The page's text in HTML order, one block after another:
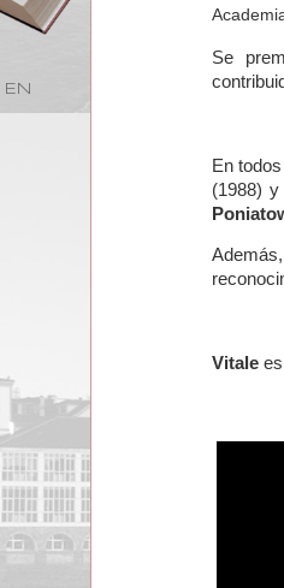
Se
En
(1988) y
Vitale
EN